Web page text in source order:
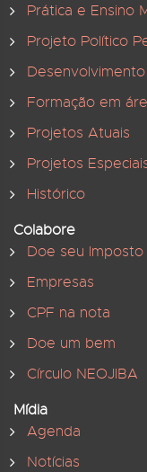
Prática e Ensino
Projeto Político
Desenvolvimento
Formação em
Projetos Atuais
Projetos
Histórico
Colabore
Doe seu
Empresas
CPF na nota
Doe um bem
Círculo NEOJIBA
Mídia
Agenda
Notícias